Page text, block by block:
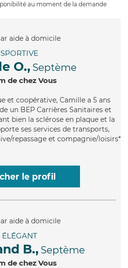
au moment de la demande
SPORTIVE
O., Septème
de chez Vous
et coopérative, Camille a 5 ans
un BEP Carrières Sanitaires et
bien la sclérose en plaque et la
ses services de transports,
repassage et compagnie/loisirs*
le profil
ÉLÉGANT
B., Septème
de chez Vous